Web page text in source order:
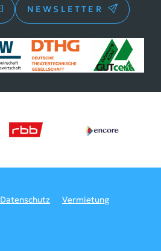
NEWSLETTER
Datenschutz Vermietung